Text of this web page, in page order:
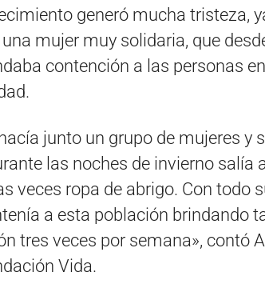
generó mucha tristeza,
una mujer muy solidaria, que
contención a las personas
junto un grupo de mujeres y
las noches de invierno salía
veces ropa de abrigo. Con todo
a esta población brindando
tres veces por semana», contó
Vida.